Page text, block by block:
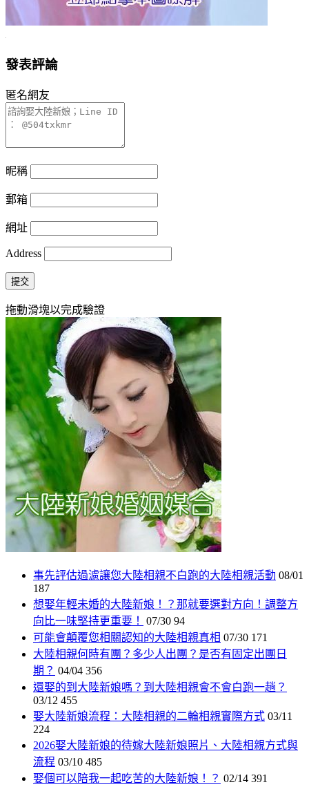
發表評論
匿名網友
昵稱
郵箱
網址
Address
提交
拖動滑塊以完成驗證
事先評估過濾讓您大陸相親不白跑的大陸相親活動 08/01
187
想娶年輕未婚的大陸新娘！？那就要選對方向！調整方
向比一味堅持更重要！
07/30 94
可能會顛覆您相關認知的大陸相親真相 07/30 171
大陸相親何時有團？多少人出團？是否有固定出團日
期？ 04/04 356
還娶的到大陸新娘嗎？到大陸相親會不會白跑一趟？
03/12 455
娶大陸新娘流程：大陸相親的二輪相親實際方式 03/11
224
2026娶大陸新娘的待嫁大陸新娘照片、大陸相親方式與
流程 03/10 485
娶個可以陪我一起吃苦的大陸新娘！？ 02/14 391